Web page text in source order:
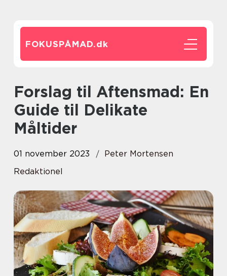
FOKUSPÅMAD.dk
Forslag til Aftensmad: En
Guide til Delikate
Måltider
01 november 2023
Peter Mortensen
Redaktionel